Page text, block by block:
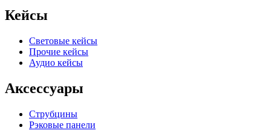
Кейсы
Световые кейсы
Прочие кейсы
Аудио кейсы
Аксессуары
Струбцины
Рэковые панели